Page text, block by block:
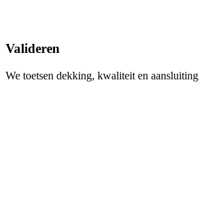
Valideren
We toetsen dekking, kwaliteit en